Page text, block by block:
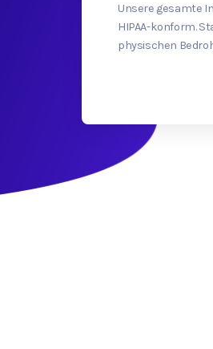
Unsere gesamte
HIPAA-konform.
physischen